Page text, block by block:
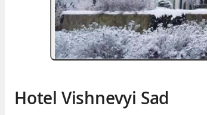
Hotel Vishnevyi Sad